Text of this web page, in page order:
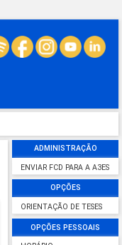
ADMINISTRAÇÃO
ENVIAR FCD PARA A A3ES
OPÇÕES
ORIENTAÇÃO DE TESES
OPÇÕES PESSOAIS